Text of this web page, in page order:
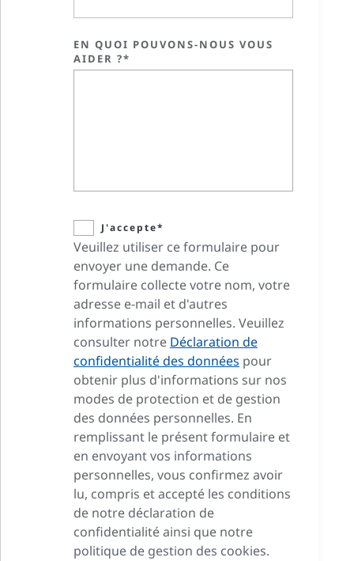
EN QUOI POUVONS-NOUS VOUS
AIDER ?*
J'accepte*
Veuillez utiliser ce formulaire pour
envoyer une demande. Ce
formulaire collecte votre nom, votre
adresse e-mail et d'autres
informations personnelles. Veuillez
consulter notre Déclaration de
confidentialité des données pour
obtenir plus d'informations sur nos
modes de protection et de gestion
des données personnelles. En
remplissant le présent formulaire et
en envoyant vos informations
personnelles, vous confirmez avoir
lu, compris et accepté les conditions
de notre déclaration de
confidentialité ainsi que notre
politique de gestion des cookies.